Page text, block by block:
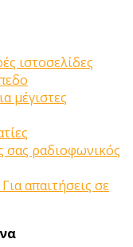
ιστοσελίδες
μέγιστες
σας ραδιοφωνικός
Για απαιτήσεις σε